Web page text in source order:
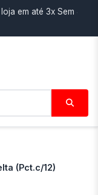
em até 3x Sem
(Pct.c/12)